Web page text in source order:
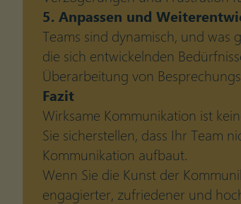
5. Anpassen und
Teams sind dynamisch, und
die sich entwickelnden
Überarbeitung von
Fazit
Wirksame Kommunikation ist
Sie sicherstellen, dass Ihr Team
Kommunikation aufbaut.
Wenn Sie die Kunst der
engagierter, zufriedener und